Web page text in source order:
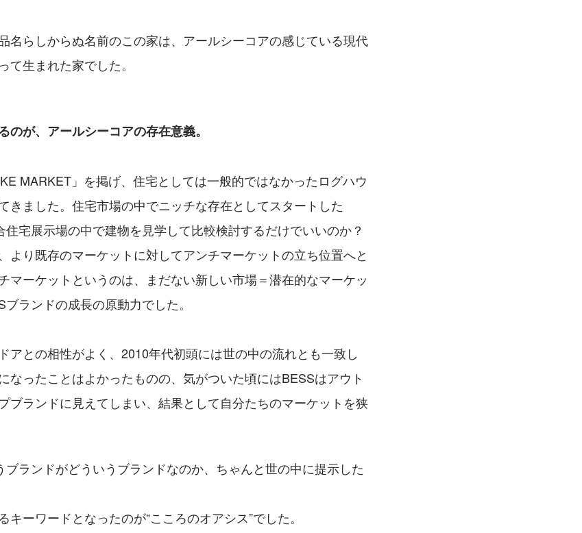
名らしからぬ名前のこの家は、アールシーコアの感じている現代
て生まれた家でした。
のが、アールシーコアの存在意義。
MARKET」を掲げ、住宅としては一般的ではなかったログハウ
きました。住宅市場の中でニッチな存在としてスタートした
宅展示場の中で建物を見学して比較検討するだけでいいのか？
より既存のマーケットに対してアンチマーケットの立ち位置へと
マーケットというのは、まだない新しい市場＝潜在的なマーケッ
ランドの成長の原動力でした。
アとの相性がよく、2010年代初頭には世の中の流れとも一致し
なったことはよかったものの、気がついた頃にはBESSはアウト
ブランドに見えてしまい、結果として自分たちのマーケットを狭
ブランドがどういうブランドなのか、ちゃんと世の中に提示した
キーワードとなったのが“こころのオアシス”でした。